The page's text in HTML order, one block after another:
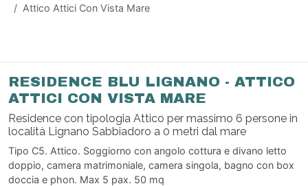
Attico Attici Con Vista Mare
RESIDENCE BLU LIGNANO - ATTICO
ATTICI CON VISTA MARE
Residence con tipologia Attico per massimo 6 persone in
località Lignano Sabbiadoro a 0 metri dal mare
Tipo C5. Attico. Soggiorno con angolo cottura e divano letto
doppio, camera matrimoniale, camera singola, bagno con box
doccia e phon. Max 5 pax. 50 mq